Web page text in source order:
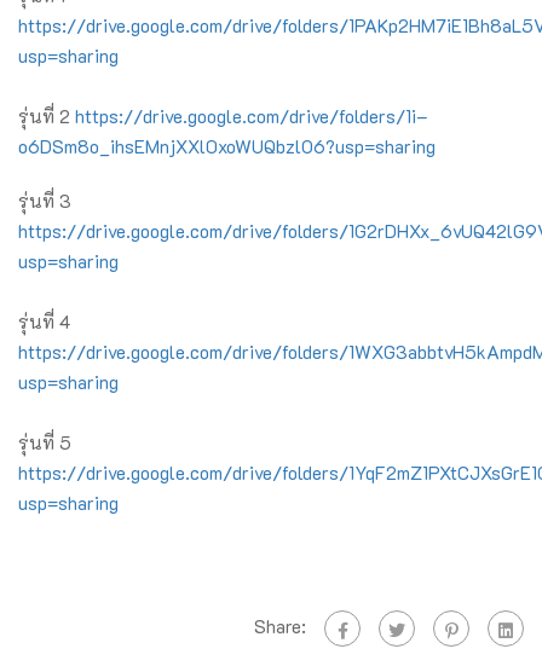
https://drive.google.com/drive/folders/
usp=sharing
รุ่นที่ 2 https://drive.google.com/drive/folders/1i–
o6DSm8o_ihsEMnjXXl0xoWUQbzlO6?usp=sharing
รุ่นที่ 3
https://drive.google.com/drive/folders/
usp=sharing
รุ่นที่ 4
https://drive.google.com/drive/folders/
usp=sharing
รุ่นที่ 5
https://drive.google.com/drive/folders/
usp=sharing
Share: